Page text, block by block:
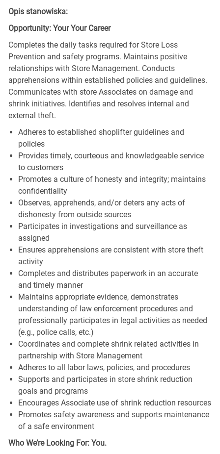
Opis stanowiska:
Opportunity: Your Your Career
Completes the daily tasks required for Store Loss
Prevention and safety programs. Maintains positive
relationships with Store Management. Conducts
apprehensions within established policies and guidelines.
Communicates with store Associates on damage and
shrink initiatives. Identifies and resolves internal and
external theft.
Adheres to established shoplifter guidelines and
policies
Provides timely, courteous and knowledgeable service
to customers
Promotes a culture of honesty and integrity; maintains
confidentiality
Observes, apprehends, and/or deters any acts of
dishonesty from outside sources
Participates in investigations and surveillance as
assigned
Ensures apprehensions are consistent with store theft
activity
Completes and distributes paperwork in an accurate
and timely manner
Maintains appropriate evidence, demonstrates
understanding of law enforcement procedures and
professionally participates in legal activities as needed
(e.g., police calls, etc.)
Coordinates and complete shrink related activities in
partnership with Store Management
Adheres to all labor laws, policies, and procedures
Supports and participates in store shrink reduction
goals and programs
Encourages Associate use of shrink reduction resources
Promotes safety awareness and supports maintenance
of a safe environment
Who We’re Looking For: You.